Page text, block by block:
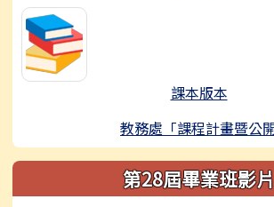
課本版本
教務處「課程計畫暨公
第28屆畢業班影片